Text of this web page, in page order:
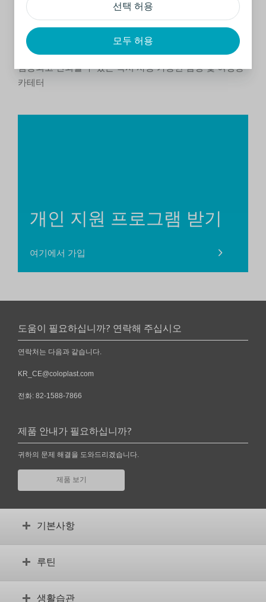
선택 허용
모두 허용
스피디캐스® 스탠다드
검증되고 신뢰할 수 있는 즉시 사용 가능한 남성 및 여성용
카테터
개인 지원 프로그램 받기
여기에서 가입
도움이 필요하십니까? 연락해 주십시오
연락처는 다음과 같습니다.
KR_CE@coloplast.com
전화: 82-1588-7866
제품 안내가 필요하십니까?
귀하의 문제 해결을 도와드리겠습니다.
제품 보기
기본사항
방광의 기능
루틴
올바른 루틴 설정
생활습관